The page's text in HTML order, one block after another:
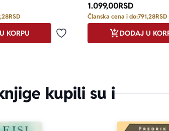
RSD
Dodaj u omiljene
KORPU
1.099,00RSD
Članska cena i do:791,28RSD
DODAJ U
kupili su i